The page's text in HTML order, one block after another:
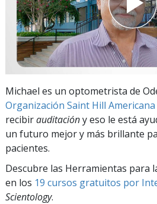
Michael es un optometrista de
Organización Saint Hill Americana
recibirauditacióny eso le está
un futuro mejor y más brillante
pacientes.
Descubre las Herramientas para
en los 19 cursos gratuitos por
Scientology.